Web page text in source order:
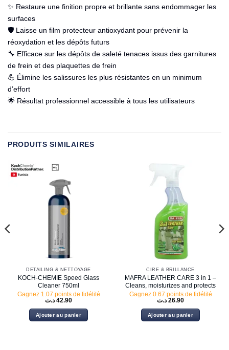
✨ Restaure une finition propre et brillante sans endommager les
surfaces
🛡️ Laisse un film protecteur antioxydant pour prévenir la
réoxydation et les dépôts futurs
🔧 Efficace sur les dépôts de saleté tenaces issus des garnitures
de frein et des plaquettes de frein
💪 Élimine les salissures les plus résistantes en un minimum
d’effort
🌟 Résultat professionnel accessible à tous les utilisateurs
PRODUITS SIMILAIRES
DETAILING & NETTOYAGE
KOCH-CHEMIE Speed Glass
Cleaner 750ml
Gagnez 1.07 points de fidélité
42.90 د.ت
Ajouter au panier
CIRE & BRILLANCE
MAFRA LEATHER CARE 3 in 1 –
Cleans, moisturizes and protects
Gagnez 0.67 points de fidélité
26.90 د.ت
Ajouter au panier